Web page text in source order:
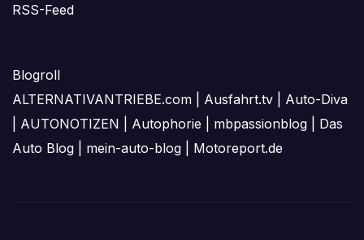
RSS-Feed
Blogroll
ALTERNATIVANTRIEBE.com
Ausfahrt.tv
Auto-Diva
AUTONOTIZEN Autophorie mbpassionblog
Das
Auto Blog
mein-auto-blog Motoreport.de